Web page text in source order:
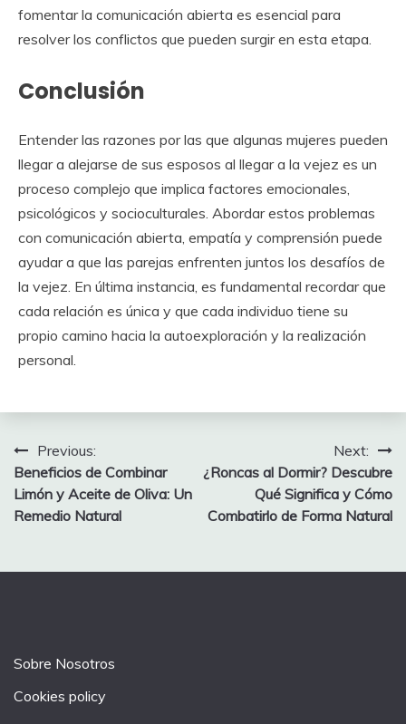
fomentar la comunicación abierta es esencial para
resolver los conflictos que pueden surgir en esta etapa.
Conclusión
Entender las razones por las que algunas mujeres pueden
llegar a alejarse de sus esposos al llegar a la vejez es un
proceso complejo que implica factores emocionales,
psicológicos y socioculturales. Abordar estos problemas
con comunicación abierta, empatía y comprensión puede
ayudar a que las parejas enfrenten juntos los desafíos de
la vejez. En última instancia, es fundamental recordar que
cada relación es única y que cada individuo tiene su
propio camino hacia la autoexploración y la realización
personal.
Post
navigation
Previous:
Beneficios de Combinar
Limón y Aceite de Oliva: Un
Remedio Natural
Next:
¿Roncas al Dormir? Descubre
Qué Significa y Cómo
Combatirlo de Forma Natural
Sobre Nosotros
Cookies policy